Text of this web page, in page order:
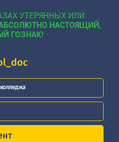
УТЕРЯННЫХ ИЛИ
НАСТОЯЩИЙ,
ГОЗНАК!